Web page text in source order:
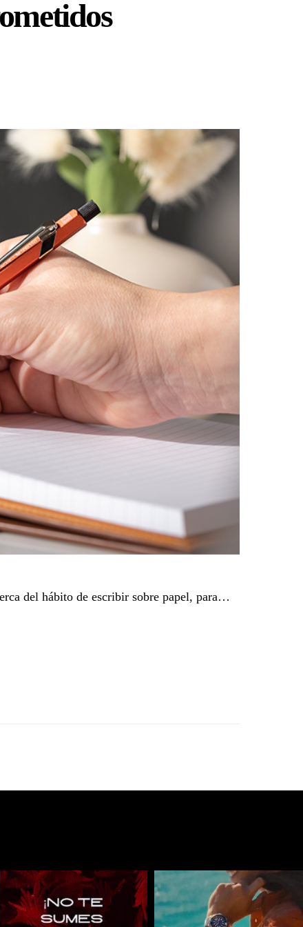
del hábito de escribir sobre papel, para…